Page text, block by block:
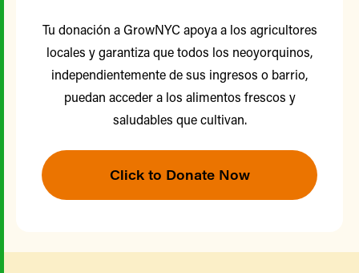
Tu donación a GrowNYC apoya a los agricultores
locales y garantiza que todos los neoyorquinos,
independientemente de sus ingresos o barrio,
puedan acceder a los alimentos frescos y
saludables que cultivan.
Click to Donate Now